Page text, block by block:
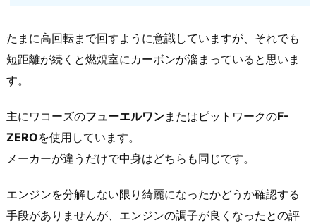
たまに高回転まで回すように意識していますが、それでも
短距離が続くと燃焼室にカーボンが溜まっていると思いま
す。
主にワコーズのフューエルワンまたはピットワークのF-
ZEROを使用しています。
メーカーが違うだけで中身はどちらも同じです。
エンジンを分解しない限り綺麗になったかどうか確認する
手段がありませんが、エンジンの調子が良くなったとの評